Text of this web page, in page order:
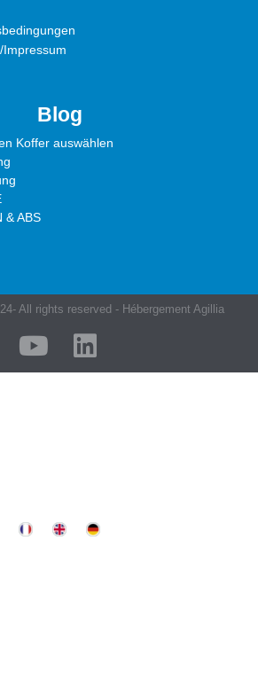
Impressum
Blog
Koffer auswählen
& ABS
All rights reserved - Hébergement Agillia